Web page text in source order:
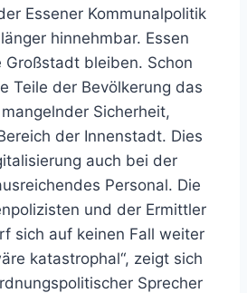
Essener Kommunalpolitik
hinnehmbar. Essen
Großstadt bleiben. Schon
Teile der Bevölkerung das
Sicherheit,
der Innenstadt. Dies
auch bei der
Personal. Die
und der Ermittler
sich auf keinen Fall weiter
katastrophal“, zeigt sich
Sprecher